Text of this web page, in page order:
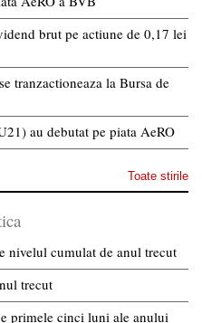
brut pe actiune de 0,17 lei
tranzactioneaza la Bursa de
au debutat pe piata AeRO
Toate stirile
nivelul cumulat de anul trecut
trecut
primele cinci luni ale anului